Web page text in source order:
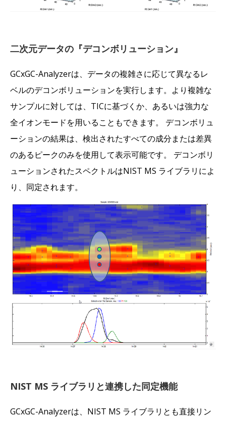
二次元データの『デコンボリューション』
GCxGC-Analyzerは、データの複雑さに応じて異なるレ
ベルのデコンボリューションを実行します。より複雑な
サンプルに対しては、TICに基づくか、あるいは強力な
全イオンモードを用いることもできます。 デコンボリュ
ーションの結果は、検出されたすべての成分または差異
のあるピークのみを使用して表示可能です。 デコンボリ
ューションされたスペクトルはNIST MS ライブラリによ
り、同定されます。
NIST MS ライブラリと連携した同定機能
GCxGC-Analyzerは、NIST MS ライブラリとも直接リン